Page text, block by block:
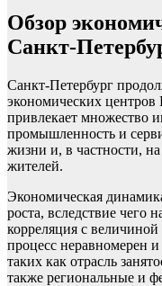
Обзор
Санкт-
Санкт-Петербург
экономических центров
привлекает множество
промышленность и
жизни и, в частности,
жителей.
Экономическая
роста, вследствие чего
корреляция с
процесс неравномерен
таких как отрасль
также региональные и